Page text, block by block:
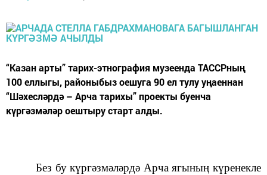
“Казан арты” тарих-этнография музеенда ТАССРның
100 еллыгы, районыбыз оешуга 90 ел тулу уңаеннан
“Шәхесләрдә – Арча тарихы” проекты буенча
күргәзмәләр оештыру старт алды.
Без бу күргәзмәләрдә Арча ягының күренекле